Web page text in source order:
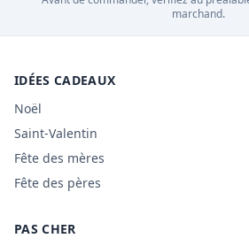
marchand.
IDÉES CADEAUX
Noël
Saint-Valentin
Fête des mères
Fête des pères
PAS CHER